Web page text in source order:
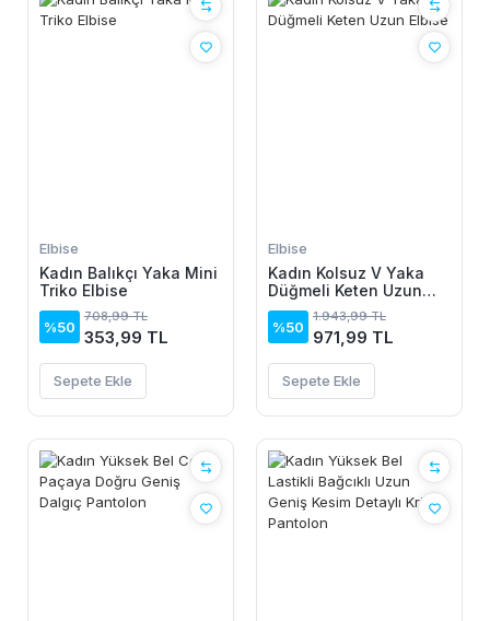
Elbise
Kadın Balıkçı Yaka Mini
Triko Elbise
%50
708,99 TL
353,99 TL
Sepete Ekle
Elbise
Kadın Kolsuz V Yaka
Düğmeli Keten Uzun
Elbise
%50
1.943,99 TL
971,99 TL
Sepete Ekle